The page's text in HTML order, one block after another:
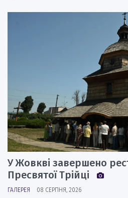
У Жовкві завершено
Пресвятої Трійці
ГАЛЕРЕЯ 08 СЕРПНЯ, 2026